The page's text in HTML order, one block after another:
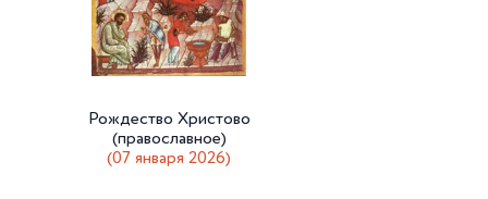
Рождество Христово
(православное)
(07 января 2026)